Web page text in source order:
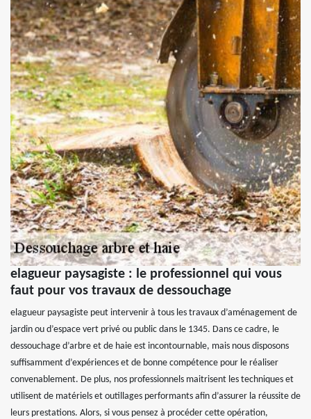
elagueur paysagiste : le professionnel qui vous
faut pour vos travaux de dessouchage
elagueur paysagiste peut intervenir à tous les travaux d’aménagement de
jardin ou d’espace vert privé ou public dans le 1345. Dans ce cadre, le
dessouchage d’arbre et de haie est incontournable, mais nous disposons
suffisamment d’expériences et de bonne compétence pour le réaliser
convenablement. De plus, nos professionnels maitrisent les techniques et
utilisent de matériels et outillages performants afin d’assurer la réussite de
leurs prestations. Alors, si vous pensez à procéder cette opération,